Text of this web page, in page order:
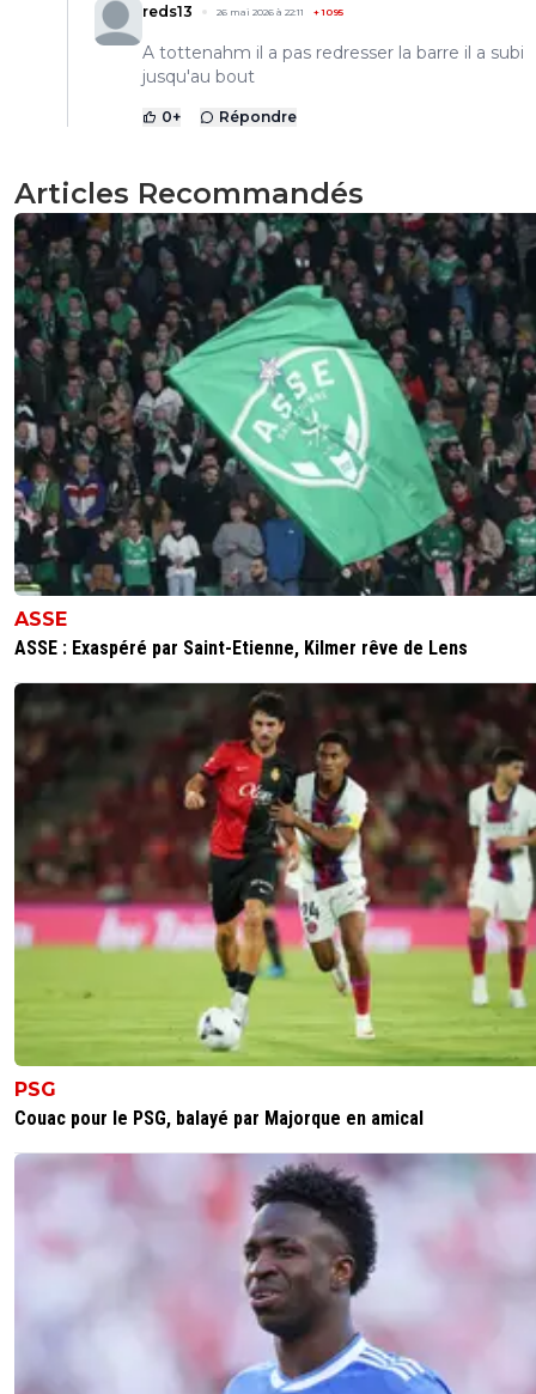
reds13 26 mai 2026 à 22:11 +1095
A tottenahm il a pas redresser la barre il a subi
jusqu'au bout
0+ Répondre
Articles Recommandés
ASSE
ASSE : Exaspéré par Saint-Etienne, Kilmer rêve de Lens
PSG
Couac pour le PSG, balayé par Majorque en amical